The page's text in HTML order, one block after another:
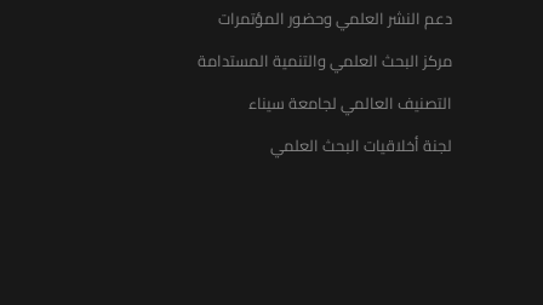
دعم النشر العلمي وحضور المؤتمرات
مركز البحث العلمي والتنمية المستدامة
التصنيف العالمي لجامعة سيناء
لجنة أخلاقيات البحث العلمي